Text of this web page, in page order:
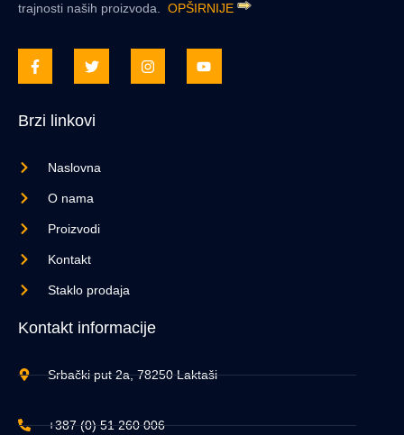
trajnosti naših proizvoda. OPŠIRNIJE
Brzi linkovi
Naslovna
O nama
Proizvodi
Kontakt
Staklo prodaja
Kontakt informacije
Srbački put 2a, 78250 Laktaši
+387 (0) 51 260 006